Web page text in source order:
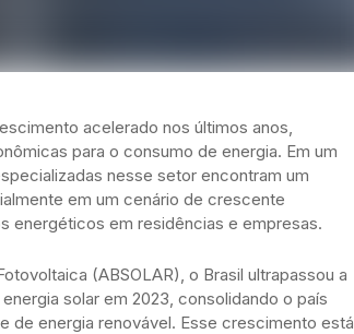
acelerado nos últimos anos,
para o consumo de energia. Em um
nesse setor encontram um
em um cenário de crescente
energéticos em residências e empresas.
(ABSOLAR), o Brasil ultrapassou a
solar em 2023, consolidando o país
de energia renovável. Esse crescimento está